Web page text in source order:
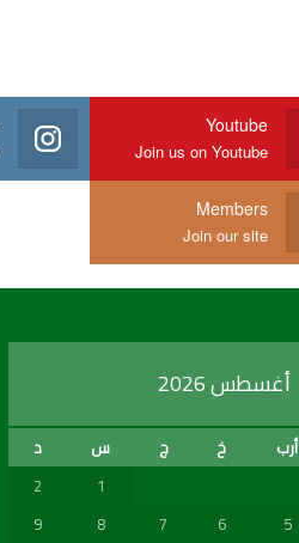
Youtube
Join us on Youtube
Members
Join our site
أغسطس 2026
أرب خ ج س
د
1
2
5
6
7
8
9